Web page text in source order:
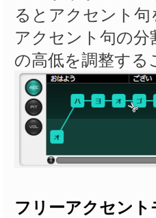
るとアクセント
アクセント句の
の高低を調整す
フリーアクセント